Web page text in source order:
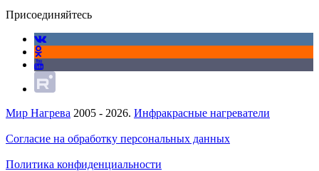
Присоединяйтесь
Мир Нагрева 2005 - 2026. Инфракрасные нагреватели
Согласие на обработку персональных данных
Политика конфиденциальности